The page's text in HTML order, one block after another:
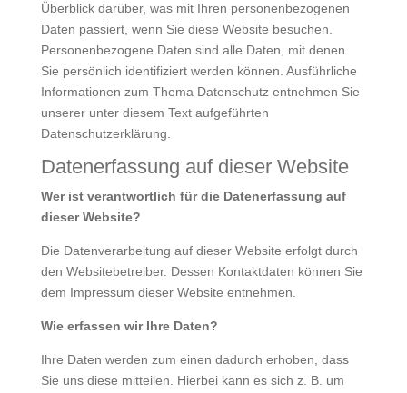
Überblick darüber, was mit Ihren personenbezogenen
Daten passiert, wenn Sie diese Website besuchen.
Personenbezogene Daten sind alle Daten, mit denen
Sie persönlich identifiziert werden können. Ausführliche
Informationen zum Thema Datenschutz entnehmen Sie
unserer unter diesem Text aufgeführten
Datenschutzerklärung.
Datenerfassung auf dieser Website
Wer ist verantwortlich für die Datenerfassung auf
dieser Website?
Die Datenverarbeitung auf dieser Website erfolgt durch
den Websitebetreiber. Dessen Kontaktdaten können Sie
dem Impressum dieser Website entnehmen.
Wie erfassen wir Ihre Daten?
Ihre Daten werden zum einen dadurch erhoben, dass
Sie uns diese mitteilen. Hierbei kann es sich z. B. um